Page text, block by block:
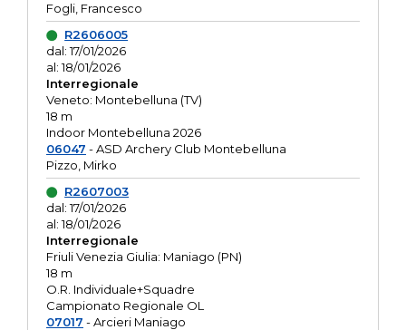
Fogli, Francesco
R2606005
dal: 17/01/2026
al: 18/01/2026
Interregionale
Veneto: Montebelluna (TV)
18 m
Indoor Montebelluna 2026
06047 - ASD Archery Club Montebelluna
Pizzo, Mirko
R2607003
dal: 17/01/2026
al: 18/01/2026
Interregionale
Friuli Venezia Giulia: Maniago (PN)
18 m
O.R. Individuale+Squadre
Campionato Regionale OL
07017 - Arcieri Maniago